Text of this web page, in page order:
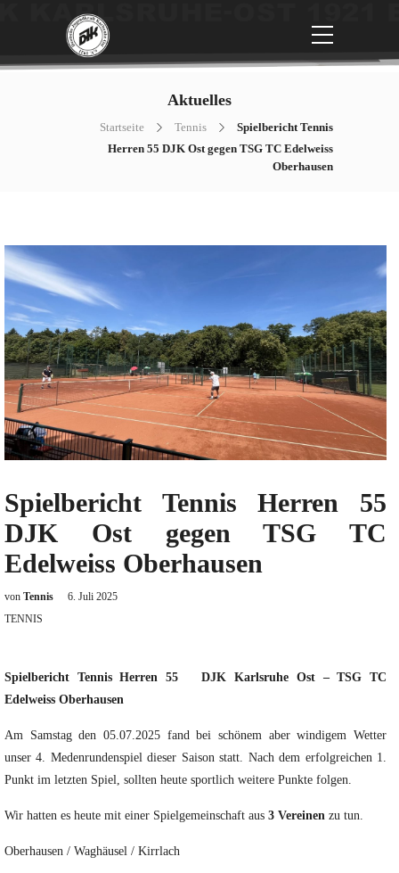
Aktuelles
Startseite Tennis
Spielbericht Tennis
Herren 55 DJK Ost gegen TSG TC Edelweiss
Oberhausen
Spielbericht Tennis Herren 55
DJK Ost gegen TSG TC
Edelweiss Oberhausen
von Tennis
6. Juli 2025
TENNIS
Spielbericht Tennis Herren 55 DJK Karlsruhe Ost – TSG TC
Edelweiss Oberhausen
Am Samstag den 05.07.2025 fand bei schönem aber windigem Wetter
unser 4. Medenrundenspiel dieser Saison statt. Nach dem erfolgreichen 1.
Punkt im letzten Spiel, sollten heute sportlich weitere Punkte folgen.
Wir hatten es heute mit einer Spielgemeinschaft aus 3 Vereinen zu tun.
Oberhausen / Waghäusel / Kirrlach